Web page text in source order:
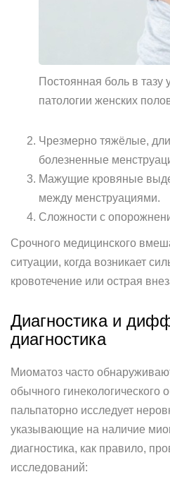
Постоянная боль в
патологии женских
Чрезмерно тяжёлые,
болезненные
Мажущие кровяные
между менструациями.
Сложности с
Срочного медицинского
ситуации, когда возникает
кровотечение или острая
Диагностика и
диагностика
Миоматоз часто
обычного гинекологического
пальпаторно исследует
указывающие на наличие
диагностика, как правило,
исследований: